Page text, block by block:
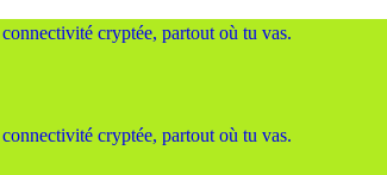
cryptée, partout où tu vas.
cryptée, partout où tu vas.